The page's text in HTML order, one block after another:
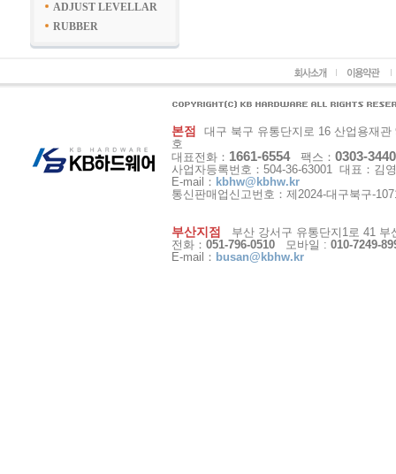
ADJUST LEVELLAR
RUBBER
본점
대구 북구 유통단지로 16 산업용재
호
대표전화： 1661-6554팩스： 0303-
사업자등록번호：504-36-63001 대표：김
E-mail： kbhw@kbhw.kr
통신판매업신고번호：제2024-대구북구-
부산지점
부산 강서구 유통단지1로 41 부
전화： 051-796-0510 모바일 : 010-7249-
E-mail： busan@kbhw.kr